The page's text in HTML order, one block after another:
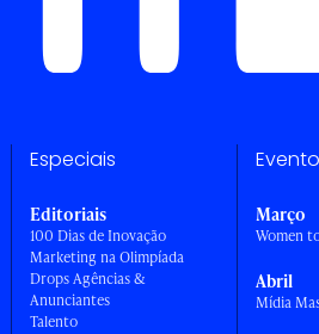
Especiais
Editoriais
100 Dias de Inovação
Marketing na Olimpíada
Drops Agências &
Anunciantes
Talento
Março
Women
Abril
Mídia